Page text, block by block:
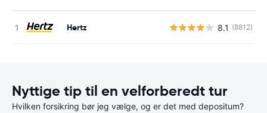
Hertz 8.1 (8812)
Nyttige tip til en velforberedt tur
Hvilken forsikring bør jeg vælge, og er det med depositum?